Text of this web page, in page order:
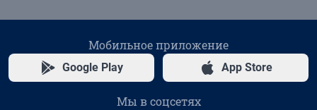
Мобильное приложение
Google Play App Store
Мы в соцсетях